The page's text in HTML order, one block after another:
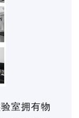
室拥有物